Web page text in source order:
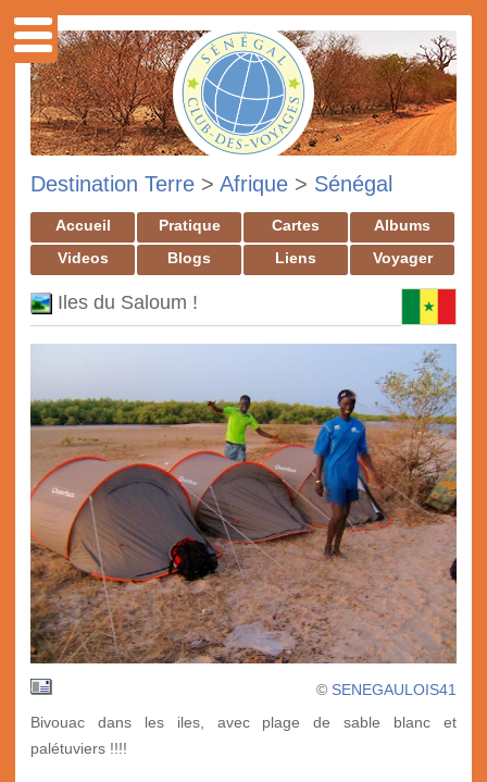
Destination Terre > Afrique > Sénégal
Accueil Pratique Cartes
Albums
Videos
Blogs Liens Voyager
Iles du Saloum !
© SENEGAULOIS41
Bivouac dans les iles, avec plage de sable blanc et
palétuviers !!!!